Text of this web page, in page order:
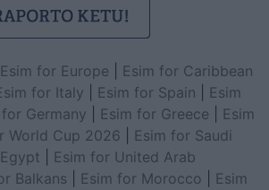
Esim for Europe
Esim for Caribbean
for Italy Esim for Spain
Esim
for Germany Esim for Greece
Esim
World Cup 2026
Esim for Saudi
Esim for United Arab
Balkans Esim for Morocco
Esim